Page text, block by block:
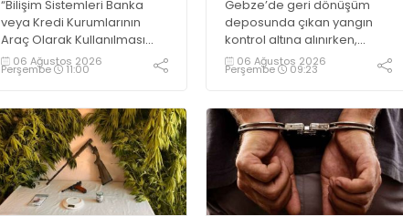
“Bilişim Sistemleri Banka
veya Kredi Kurumlarının
Araç Olarak Kullanılması
Suretiyle Dolandırıcılık”
suçundan 11 yıl 3 ay
bulunan şahıs yakalandı
06 Ağustos 2026
Perşembe 11:00
Gebze’de geri dönüşüm
deposunda çıkan yangın
kontrol altına alınırken,
duman sebebiyle TEM ve
D100 Karayolu’nda göz gözü
06 Ağustos 2026
Perşembe 09:23